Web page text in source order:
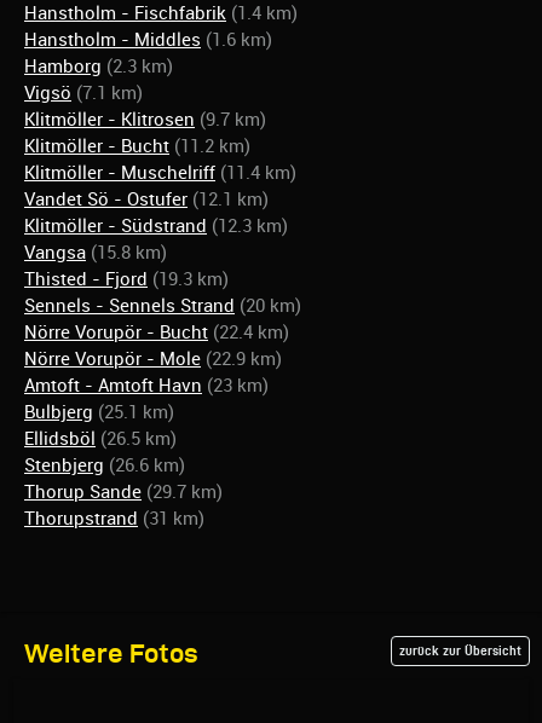
Hanstholm - Fischfabrik (1.4 km)
Hanstholm - Middles (1.6 km)
Hamborg (2.3 km)
Vigsö (7.1 km)
Klitmöller - Klitrosen (9.7 km)
Klitmöller - Bucht (11.2 km)
Klitmöller - Muschelriff (11.4 km)
Vandet Sö - Ostufer (12.1 km)
Klitmöller - Südstrand (12.3 km)
Vangsa (15.8 km)
Thisted - Fjord (19.3 km)
Sennels - Sennels Strand (20 km)
Nörre Vorupör - Bucht (22.4 km)
Nörre Vorupör - Mole (22.9 km)
Amtoft - Amtoft Havn (23 km)
Bulbjerg (25.1 km)
Ellidsböl (26.5 km)
Stenbjerg (26.6 km)
Thorup Sande (29.7 km)
Thorupstrand (31 km)
Weitere Fotos zurück zur Übersicht